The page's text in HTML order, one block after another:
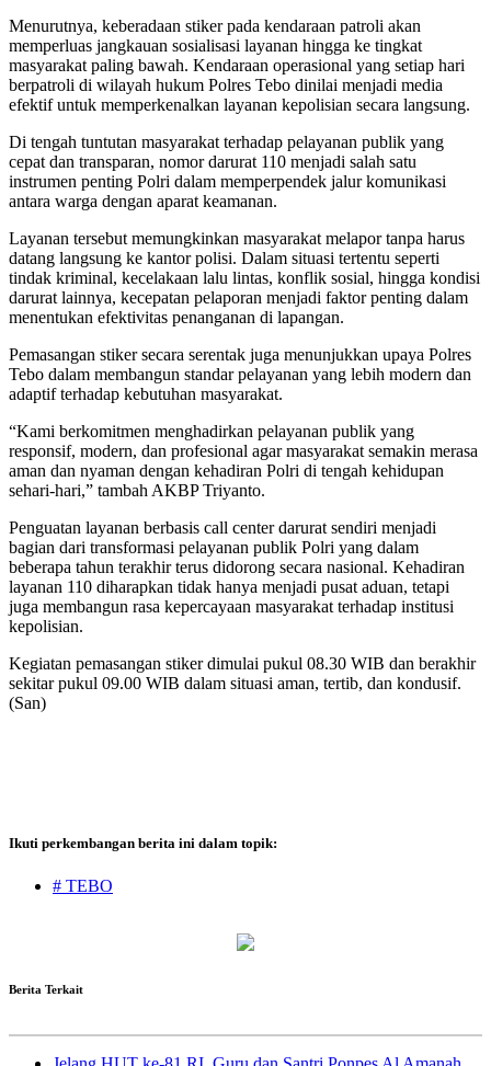
Menurutnya, keberadaan stiker pada kendaraan patroli akan
memperluas jangkauan sosialisasi layanan hingga ke tingkat
masyarakat paling bawah. Kendaraan operasional yang setiap hari
berpatroli di wilayah hukum Polres Tebo dinilai menjadi media
efektif untuk memperkenalkan layanan kepolisian secara langsung.
Di tengah tuntutan masyarakat terhadap pelayanan publik yang
cepat dan transparan, nomor darurat 110 menjadi salah satu
instrumen penting Polri dalam memperpendek jalur komunikasi
antara warga dengan aparat keamanan.
Layanan tersebut memungkinkan masyarakat melapor tanpa harus
datang langsung ke kantor polisi. Dalam situasi tertentu seperti
tindak kriminal, kecelakaan lalu lintas, konflik sosial, hingga kondisi
darurat lainnya, kecepatan pelaporan menjadi faktor penting dalam
menentukan efektivitas penanganan di lapangan.
Pemasangan stiker secara serentak juga menunjukkan upaya Polres
Tebo dalam membangun standar pelayanan yang lebih modern dan
adaptif terhadap kebutuhan masyarakat.
“Kami berkomitmen menghadirkan pelayanan publik yang
responsif, modern, dan profesional agar masyarakat semakin merasa
aman dan nyaman dengan kehadiran Polri di tengah kehidupan
sehari-hari,” tambah AKBP Triyanto.
Penguatan layanan berbasis call center darurat sendiri menjadi
bagian dari transformasi pelayanan publik Polri yang dalam
beberapa tahun terakhir terus didorong secara nasional. Kehadiran
layanan 110 diharapkan tidak hanya menjadi pusat aduan, tetapi
juga membangun rasa kepercayaan masyarakat terhadap institusi
kepolisian.
Kegiatan pemasangan stiker dimulai pukul 08.30 WIB dan berakhir
sekitar pukul 09.00 WIB dalam situasi aman, tertib, dan kondusif.
(San)
Ikuti perkembangan berita ini dalam topik:
# TEBO
Berita Terkait